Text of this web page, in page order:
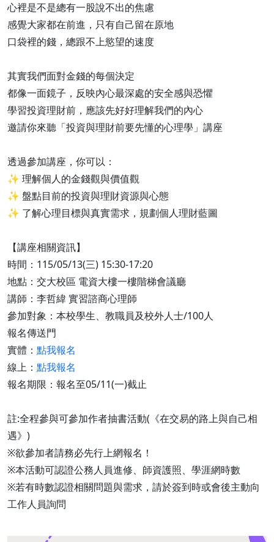
心裡是不是總有一股說不出的焦慮
感覺大家都在前進，只有自己留在原地
口袋裡的錢，總跟不上慾望的速度
其實我們面對金錢的每個決定
都像一面鏡子，反映內心最深處的安全感與恐懼
學習投資理財前，應該先好好理解我們的內心
邀請你來聽「投資與理財前要先懂的心理學」講座
透過參加講座，你可以：
✨ 理解個人的金錢觀與價值觀
✨ 盤點目前的投資與理財資源與心態
✨ 了解心理目標與真實需求，規劃個人理財藍圖
【講座相關資訊】
時間：115/05/13(三) 15:30-17:20
地點：交大校區 電資大樓一樓階梯會議廳
講師：李哲緯 實習諮商心理師
參加對象：本校學生、教職員及校外人士/100人
報名傳送門
實體： 點我報名
線上： 點我報名
報名期限：報名至05/11(一)截止
註:全程參與可參加作者抽書活動(《在交易的路上與自己相
遇》)
※欲參加者請務必先行上網報名！
※本活動可認證公務人員進修、師資護照、學涯網時數
※若有時數認證相關問題與需求，請於簽到時或會後主動向
工作人員詢問